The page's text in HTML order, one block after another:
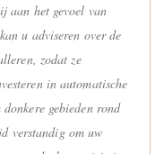
aan het gevoel van
u adviseren over de
zodat ze
in automatische
gebieden rond
verstandig om uw